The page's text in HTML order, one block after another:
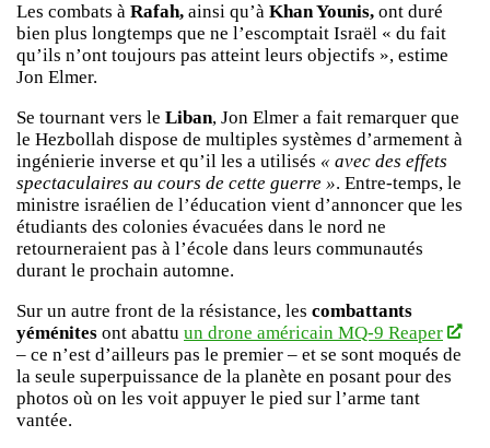
Les combats à Rafah, ainsi qu’à Khan Younis, ont duré
bien plus longtemps que ne l’escomptait Israël « du fait
qu’ils n’ont toujours pas atteint leurs objectifs », estime
Jon Elmer.
Se tournant vers le Liban, Jon Elmer a fait remarquer que
le Hezbollah dispose de multiples systèmes d’armement à
ingénierie inverse et qu’il les a utilisés « avec des effets
spectaculaires au cours de cette guerre ». Entre-temps, le
ministre israélien de l’éducation vient d’annoncer que les
étudiants des colonies évacuées dans le nord ne
retourneraient pas à l’école dans leurs communautés
durant le prochain automne.
Sur un autre front de la résistance, les combattants
yéménites ont abattu un drone américain MQ-9 Reaper
– ce n’est d’ailleurs pas le premier – et se sont moqués de
la seule superpuissance de la planète en posant pour des
photos où on les voit appuyer le pied sur l’arme tant
vantée.